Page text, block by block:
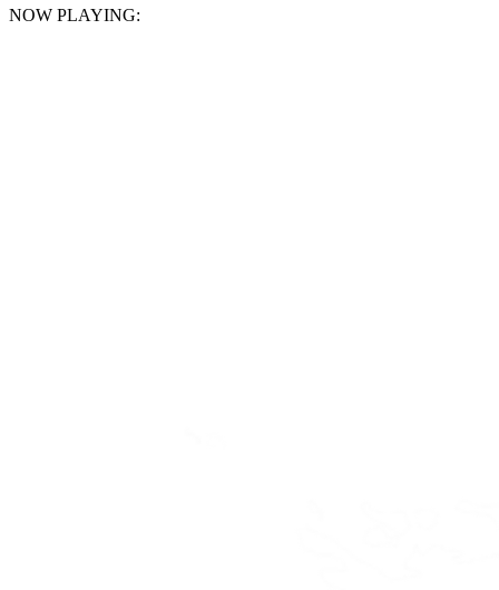
NOW PLAYING: